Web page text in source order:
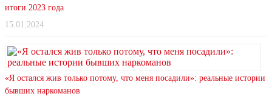
итоги 2023 года
15.01.2024
«Я остался жив только потому, что меня посадили»: реальные истории
бывших наркоманов